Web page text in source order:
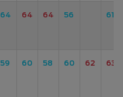
64 64 64 56 61
59 60 58 60 62 63